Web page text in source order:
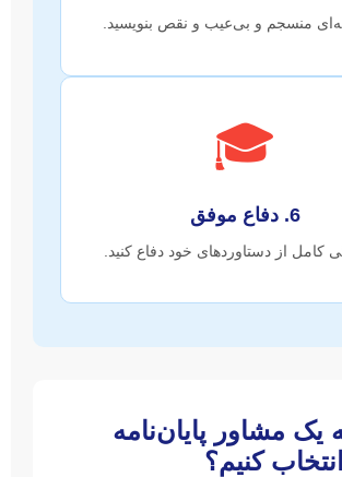
منسجم و بی‌عیب و نقص بنویسید.
🎓
6. دفاع موفق
کامل از دستاوردهای خود دفاع کنید.
یک مشاور پایان‌نامه
کنیم؟